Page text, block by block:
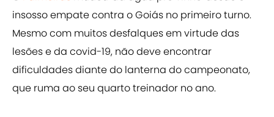
insosso empate contra o Goiás no primeiro turno.
Mesmo com muitos desfalques em virtude das
lesões e da covid-19, não deve encontrar
dificuldades diante do lanterna do campeonato,
que ruma ao seu quarto treinador no ano.